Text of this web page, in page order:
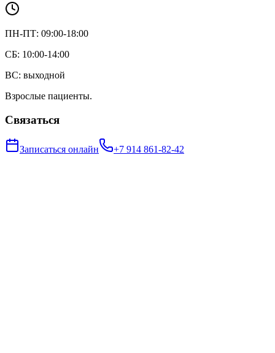
ПН-ПТ: 09:00-18:00
СБ: 10:00-14:00
ВС: выходной
Взрослые пациенты.
Связаться
Записаться онлайн +7 914 861-82-42